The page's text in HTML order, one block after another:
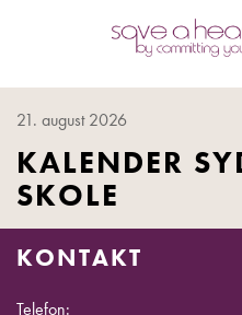
21. august 2026
KALENDER
SKOLE
KONTAKT
Telefon: